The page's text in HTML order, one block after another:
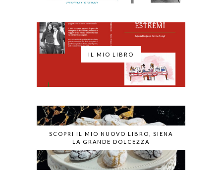
IL MIO LIBRO
SCOPRI IL MIO NUOVO LIBRO, SIENA
LA GRANDE DOLCEZZA